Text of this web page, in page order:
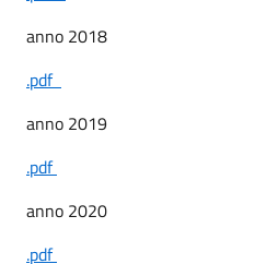
anno 2018
.pdf
anno 2019
.pdf
anno 2020
.pdf